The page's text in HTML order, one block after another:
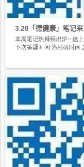
3.28「德健康」笔记
本周笔记热辣辣出炉~ 送
下次答疑时间 洛杉矶时